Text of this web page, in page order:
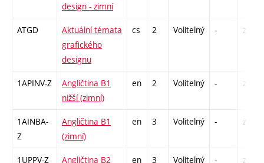
design - zimní
ATGD
Aktuální témata
grafického
designu
cs 2 Volitelný - zá
1APINV-Z
Angličtina B1
nižší (zimní)
en 2 Volitelný - zá
1AINBA-
Z
Angličtina B1
(zimní)
en 3 Volitelný - zá,zk
1UPPV-Z Angličtina B2 en 3 Volitelný - zá,zk